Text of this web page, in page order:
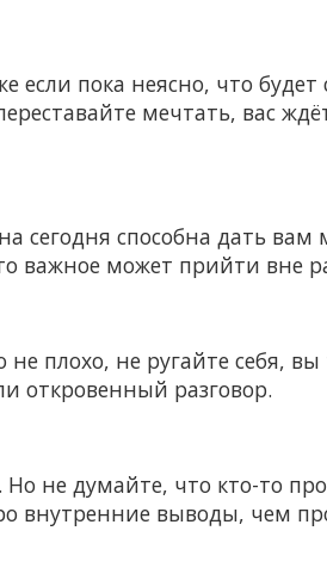
если пока неясно, что
мечтать, вас
способна дать вам
важное может прийти вне
плохо, не ругайте себя,
откровенный разговор.
не думайте, что кто-то
внутренние выводы, чем